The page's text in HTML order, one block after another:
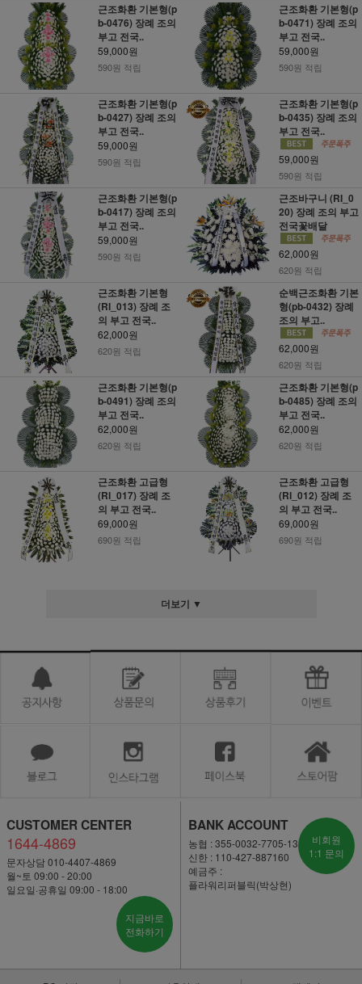
근조화환 기본형(p
b-0476) 장례 조의
부고 전국..
59,000원
590원 적립
근조화환 기본형(p
b-0471) 장례 조의
부고 전국..
59,000원
590원 적립
근조화환 기본형(p
b-0427) 장례 조의
부고 전국..
59,000원
590원 적립
근조화환 기본형(p
b-0435) 장례 조의
부고 전국..
59,000원
590원 적립
근조화환 기본형(p
b-0417) 장례 조의
부고 전국..
59,000원
590원 적립
근조바구니 (RI_0
20) 장례 조의 부고
전국꽃배달
62,000원
620원 적립
근조화환 기본형
(RI_013) 장례 조
의 부고 전국..
62,000원
620원 적립
순백근조화환 기본
형(pb-0432) 장례
조의 부고..
62,000원
620원 적립
근조화환 기본형(p
b-0491) 장례 조의
부고 전국..
62,000원
620원 적립
근조화환 기본형(p
b-0485) 장례 조의
부고 전국..
62,000원
620원 적립
근조화환 고급형
(RI_017) 장례 조
의 부고 전국..
69,000원
690원 적립
근조화환 고급형
(RI_012) 장례 조
의 부고 전국..
69,000원
690원 적립
더보기 ▼
CUSTOMER CENTER
1644-4869
문자상담 010-4407-4869
월~토 09:00 - 20:00
일요일·공휴일 09:00 - 18:00
지금바로
전화하기
BANK ACCOUNT
농협 : 355-0032-7705-13
신한 : 110-427-887160
예금주 :
플라워리퍼블릭(박상현)
비회원
1:1 문의